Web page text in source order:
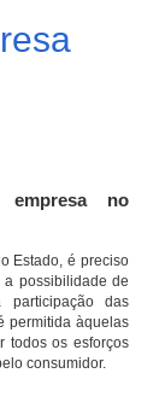
no
Estado, é preciso
possibilidade de
das
permitida àquelas
todos os esforços
consumidor.